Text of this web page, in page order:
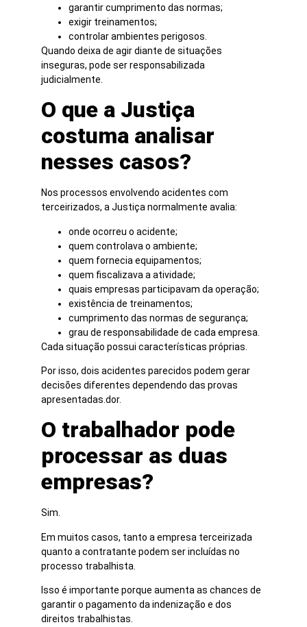
garantir cumprimento das normas;
exigir treinamentos;
controlar ambientes perigosos.
Quando deixa de agir diante de situações
inseguras, pode ser responsabilizada
judicialmente.
O que a Justiça
costuma analisar
nesses casos?
Nos processos envolvendo acidentes com
terceirizados, a Justiça normalmente avalia:
onde ocorreu o acidente;
quem controlava o ambiente;
quem fornecia equipamentos;
quem fiscalizava a atividade;
quais empresas participavam da operação;
existência de treinamentos;
cumprimento das normas de segurança;
grau de responsabilidade de cada empresa.
Cada situação possui características próprias.
Por isso, dois acidentes parecidos podem gerar
decisões diferentes dependendo das provas
apresentadas.dor.
O trabalhador pode
processar as duas
empresas?
Sim.
Em muitos casos, tanto a empresa terceirizada
quanto a contratante podem ser incluídas no
processo trabalhista.
Isso é importante porque aumenta as chances de
garantir o pagamento da indenização e dos
direitos trabalhistas.